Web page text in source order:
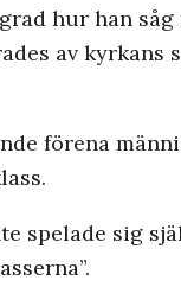
hur han
av kyrkans
förena
spelade sig